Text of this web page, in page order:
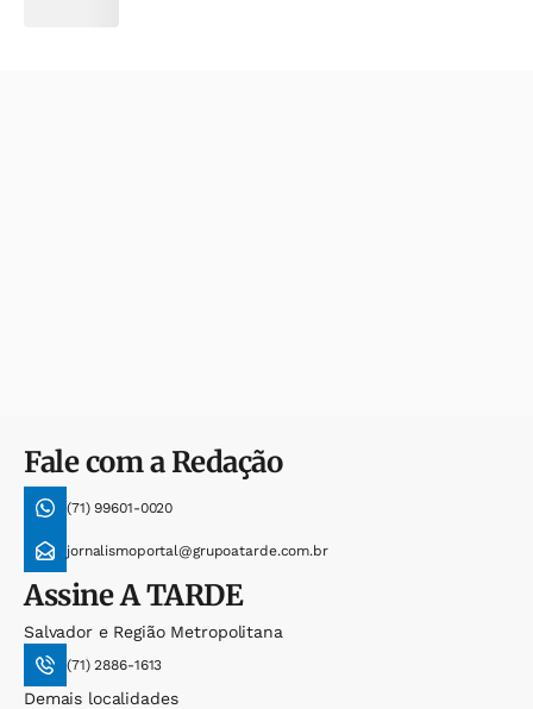
Fale com a Redação
(71) 99601-0020
jornalismoportal@grupoatarde.com.br
AssineA TARDE
Salvador e Região Metropolitana
(71) 2886-1613
Demais localidades